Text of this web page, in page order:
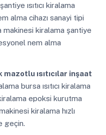
şantiye ısıtıcı kiralama
alma cihazı sanayi tipi
makinesi kiralama şantiye
nem alma
mazotlu ısıtıcılar inşaat
bursa ısıtıcı kiralama
kiralama epoksi kurutma
kiralama hızlı
geçin.